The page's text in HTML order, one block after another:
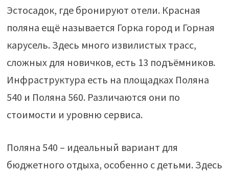
Эстосадок, где бронируют отели. Красная
поляна ещё называется Горка город и Горная
карусель. Здесь много извилистых трасс,
сложных для новичков, есть 13 подъёмников.
Инфраструктура есть на площадках Поляна
540 и Поляна 560. Различаются они по
стоимости и уровню сервиса.
Поляна 540 – идеальный вариант для
бюджетного отдыха, особенно с детьми. Здесь